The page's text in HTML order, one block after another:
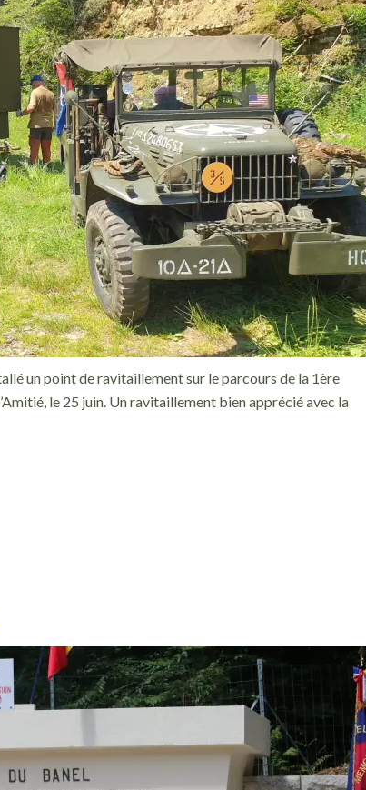
un point de ravitaillement sur le parcours de la 1ère
le 25 juin. Un ravitaillement bien apprécié avec la